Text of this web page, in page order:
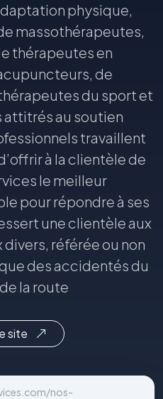
physique,
massothérapeutes,
thérapeutes en
de
du sport et
attitrés au soutien
travaillent
à la clientèle de
le meilleur
pour répondre à ses
une clientèle aux
référée ou non
des accidentés du
la route
site
nos-